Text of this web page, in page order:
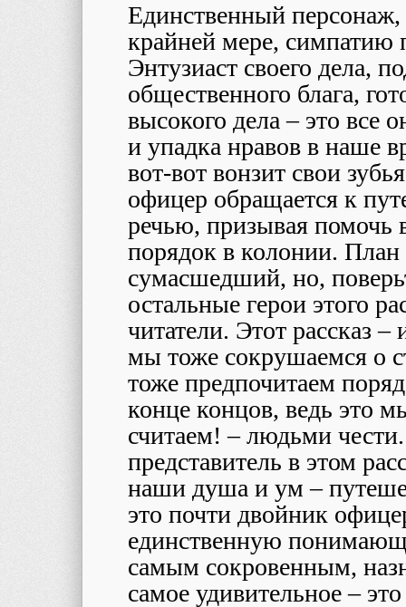
Единственный
крайней мере,
Энтузиаст своего дела,
общественного блага,
высокого дела – это все
и упадка нравов в наше
вот-вот вонзит свои
офицер обращается к
речью, призывая помочь
порядок в колонии.
сумасшедший, но,
остальные герои этого
читатели. Этот рассказ
мы тоже сокрушаемся о
тоже предпочитаем
конце концов, ведь это
считаем! – людьми
представитель в этом
наши душа и ум –
это почти двойник
единственную
самым сокровенным,
самое удивительное –